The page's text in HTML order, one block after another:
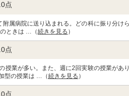
点
属病院に送り込まれる。どの科に振り分け
ときは …（続きを見る ）
点
業が多い。また、週に2回実験の授業があ
型の授業は …（続きを見る ）
点